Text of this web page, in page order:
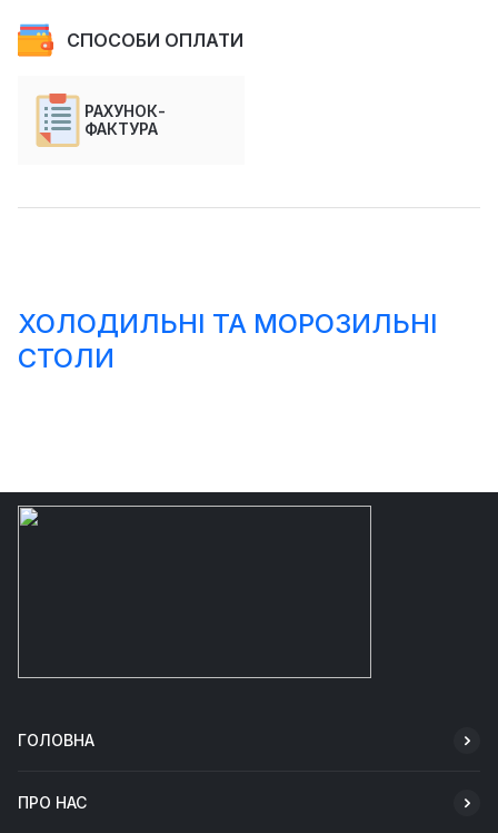
СПОСОБИ ОПЛАТИ
РАХУНОК-
ФАКТУРА
ХОЛОДИЛЬНІ ТА МОРОЗИЛЬНІ
СТОЛИ
ГОЛОВНА
ПРО НАС